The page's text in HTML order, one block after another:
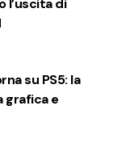
su PS5: la
grafica e